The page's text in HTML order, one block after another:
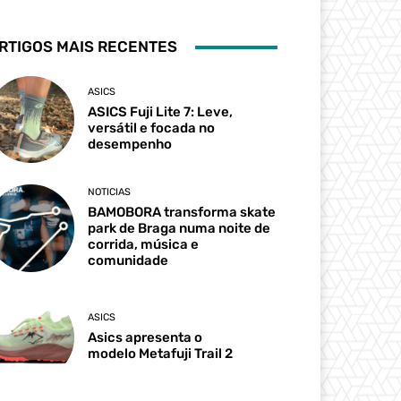
MAIS RECENTES
ASICS
ASICS Fuji Lite 7: Leve,
versátil e focada no
desempenho
NOTICIAS
BAMOBORA transforma skate
park de Braga numa noite de
corrida, música e
comunidade
ASICS
Asics apresenta o
modelo Metafuji Trail 2